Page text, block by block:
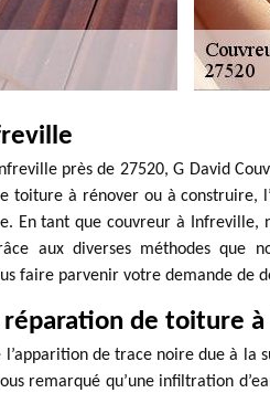
près de 27520, G David
toiture à rénover ou à construire,
En tant que couvreur à Infreville,
aux diverses méthodes que
faire parvenir votre demande de
réparation de toiture
l’apparition de trace noire due à la
remarqué qu’une infiltration